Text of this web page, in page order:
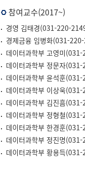
참여교수(2017~)
경영 김태경(031-220-
경제금융 임병화(031-
데이터과학부 고영미
데이터과학부 정문자
데이터과학부 윤석훈
데이터과학부 이상욱
데이터과학부 김진흠
데이터과학부 정형철
데이터과학부 한경훈
데이터과학부 정진명
데이터과학부 황용득